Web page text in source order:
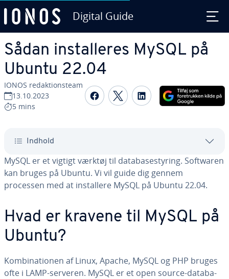
Digital Guide
Sådan in­stal­le­res MySQL på
Ubuntu 22.04
IONOS re­dak­tions­team
13.10.2023
5 mins
Del på Facebook
Del på Twitter
Del på LinkedIn
Indhold
MySQL er et vigtigt værktøj til da­ta­ba­sesty­ring. Softwaren
kan bruges på Ubuntu. Vi vil guide dig gennem
processen med at in­stal­le­re MySQL på Ubuntu 22.04.
Hvad er kravene til MySQL på
Ubuntu?
Kom­bi­na­tio­nen af Linux, Apache, MySQL og PHP bruges
ofte i LAMP-serveren. MySQL er et open source-da­ta­ba­